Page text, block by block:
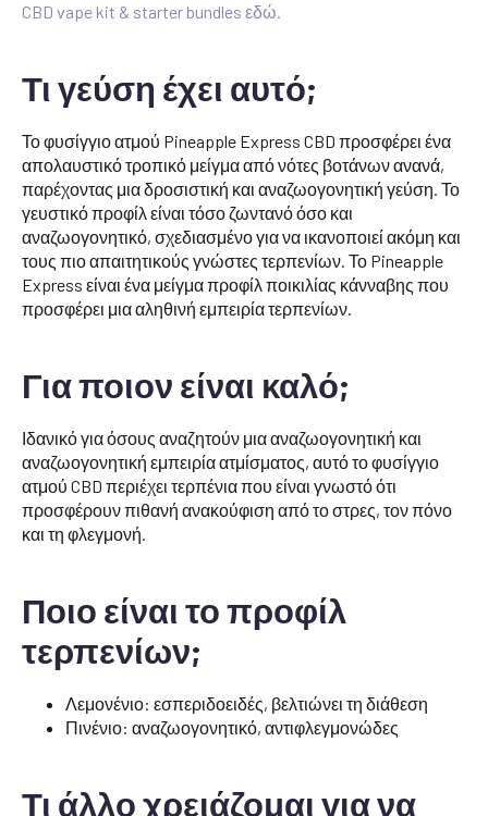
CBD vape kit & starter bundles εδώ.
Τι γεύση έχει αυτό;
Το φυσίγγιο ατμού Pineapple Express CBD προσφέρει ένα
απολαυστικό τροπικό μείγμα από νότες βοτάνων ανανά,
παρέχοντας μια δροσιστική και αναζωογονητική γεύση. Το
γευστικό προφίλ είναι τόσο ζωντανό όσο και
αναζωογονητικό, σχεδιασμένο για να ικανοποιεί ακόμη και
τους πιο απαιτητικούς γνώστες τερπενίων. Το Pineapple
Express είναι ένα μείγμα προφίλ ποικιλίας κάνναβης που
προσφέρει μια αληθινή εμπειρία τερπενίων.
Για ποιον είναι καλό;
Ιδανικό για όσους αναζητούν μια αναζωογονητική και
αναζωογονητική εμπειρία ατμίσματος, αυτό το φυσίγγιο
ατμού CBD περιέχει τερπένια που είναι γνωστό ότι
προσφέρουν πιθανή ανακούφιση από το στρες, τον πόνο
και τη φλεγμονή.
Ποιο είναι το προφίλ
τερπενίων;
Λεμονένιο: εσπεριδοειδές, βελτιώνει τη διάθεση
Πινένιο: αναζωογονητικό, αντιφλεγμονώδες
Τι άλλο χρειάζομαι για να